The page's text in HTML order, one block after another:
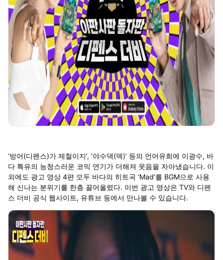
‘방어(디펜스)가 제철이지’, ‘야수댁(덱)’ 등의 언어유희에 이광수, 바
다 특유의 능청스러운 코믹 연기가 더해져 웃음을 자아냈습니다. 이
외에도 광고 영상 4편 모두 바다의 히트곡 ‘Mad’를 BGM으로 사용
해 신나는 분위기를 한층 끌어올렸다. 이번 광고 영상은 TV와 디펜
스 더비 공식 웹사이트, 유튜브 등에서 만나볼 수 있습니다.